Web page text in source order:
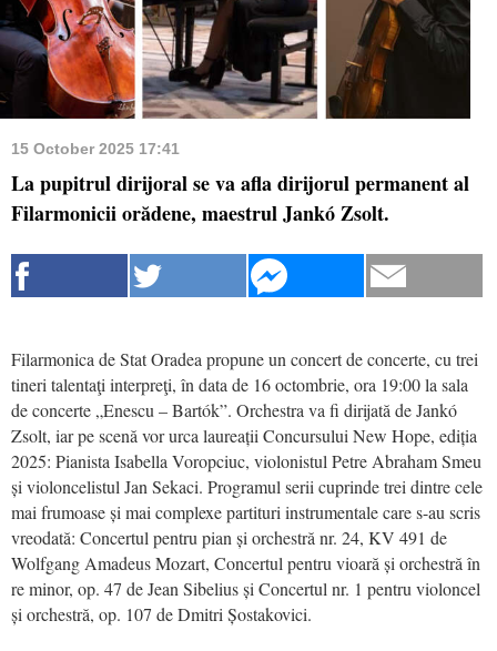
15 October 2025 17:41
La pupitrul dirijoral se va afla dirijorul permanent al
Filarmonicii orădene, maestrul Jankó Zsolt.
Filarmonica de Stat Oradea propune un concert de concerte, cu trei
tineri talentaţi interpreţi, în data de 16 octombrie, ora 19:00 la sala
de concerte „Enescu – Bartók”. Orchestra va fi dirijată de Jankó
Zsolt, iar pe scenă vor urca laureații Concursului New Hope, ediția
2025: Pianista Isabella Voropciuc, violonistul Petre Abraham Smeu
și violoncelistul Jan Sekaci. Programul serii cuprinde trei dintre cele
mai frumoase și mai complexe partituri instrumentale care s-au scris
vreodată: Concertul pentru pian și orchestră nr. 24, KV 491 de
Wolfgang Amadeus Mozart, Concertul pentru vioară și orchestră în
re minor, op. 47 de Jean Sibelius și Concertul nr. 1 pentru violoncel
și orchestră, op. 107 de Dmitri Șostakovici.